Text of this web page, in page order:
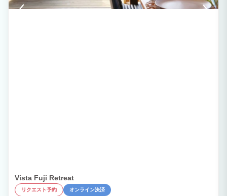
Vista Fuji Retreat
リクエスト予約 オンライン決済